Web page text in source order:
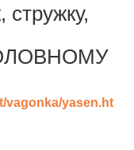
vagonka/yasen.ht